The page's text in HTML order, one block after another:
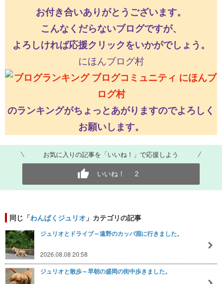
お付き合いありがとうございます。
こんなくだらないブログですが、
よろしければ応援クリックをいかがでしょう。
にほんブログ村
のランキングがちょっとあがりますのでよろしく
お願いします。
お気に入りの記事を「いいね！」で応援しよう
いいね！ 2
同じ「わんぱくジュリオ 」カテゴリの記事
ジュリオとドライブ～遠野のカッパ淵に行きました。
2026.08.08 20:58
ジュリオと散歩～早朝の盛岡の街中歩きました。